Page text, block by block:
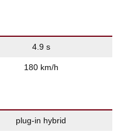
4.9 s
180 km/h
plug-in hybrid